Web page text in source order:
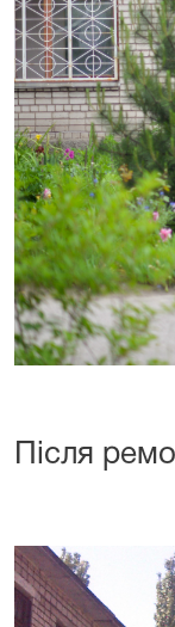
Після